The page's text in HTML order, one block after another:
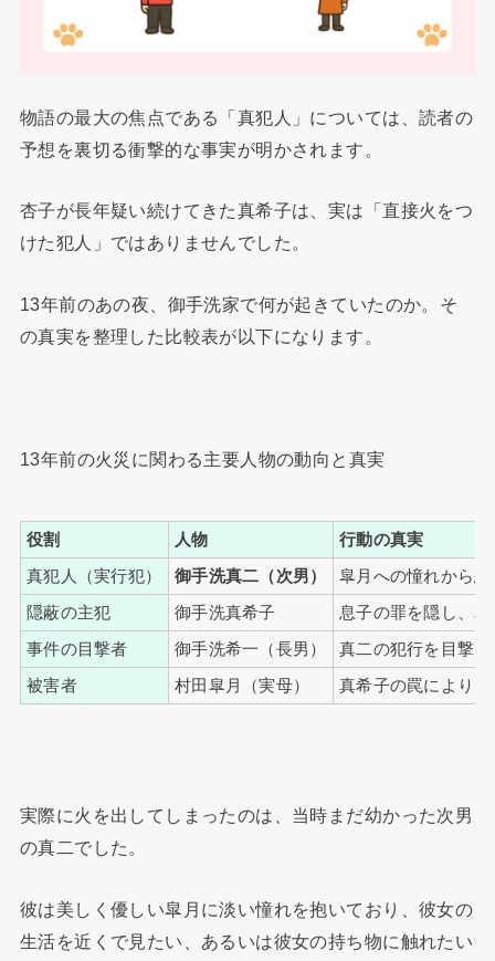
物語の最大の焦点である「真犯人」については、読者の
予想を裏切る衝撃的な事実が明かされます。
杏子が長年疑い続けてきた真希子は、実は「直接火をつ
けた犯人」ではありませんでした。
13年前のあの夜、御手洗家で何が起きていたのか。そ
の真実を整理した比較表が以下になります。
13年前の火災に関わる主要人物の動向と真実
役割 人物 行動の真実
真犯人（実行犯） 御手洗真二（次男） 皐月への憧れから
隠蔽の主犯 御手洗真希子 息子の罪を隠し、
事件の目撃者 御手洗希一（長男） 真二の犯行を目撃
被害者 村田皐月（実母） 真希子の罠により
実際に火を出してしまったのは、当時まだ幼かった次男
の真二でした。
彼は美しく優しい皐月に淡い憧れを抱いており、彼女の
生活を近くで見たい、あるいは彼女の持ち物に触れたい